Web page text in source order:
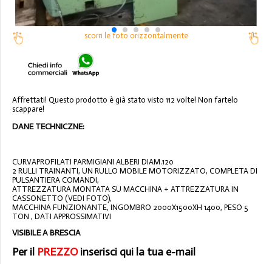
scorri le foto orizzontalmente
Affrettati! Questo prodotto è già stato visto 112 volte! Non fartelo
scappare!
DANE TECHNICZNE:
CURVAPROFILATI PARMIGIANI ALBERI DIAM.120
2 RULLI TRAINANTI, UN RULLO MOBILE MOTORIZZATO, COMPLETA DI
PULSANTIERA COMANDI,
ATTREZZATURA MONTATA SU MACCHINA + ATTREZZATURA IN
CASSONETTO (VEDI FOTO),
MACCHINA FUNZIONANTE, INGOMBRO 2000X1500XH 1400, PESO 5
TON , DATI APPROSSIMATIVI
VISIBILE A BRESCIA
Per il PREZZOinserisci qui la tua e-mail